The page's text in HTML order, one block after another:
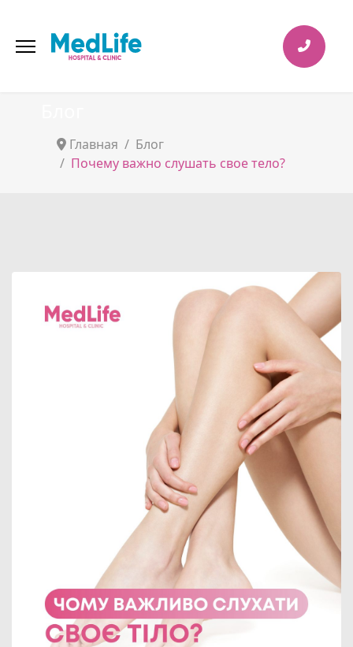
Главная
Блог
Почему важно слушать свое тело?